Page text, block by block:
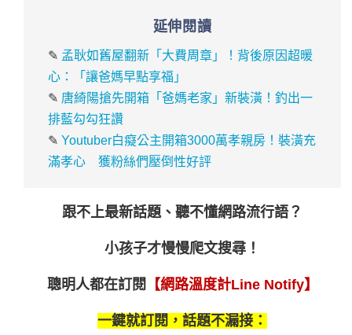
延伸閱讀
✎ 孟耿如舊屋翻新「大費周章」！背後原因超暖
心：「讓爸媽早點享福」
✎ 唐綺陽搶先開箱「爸媽老家」新裝潢！釣出一
排藍勾勾狂讚
✎Youtuber白癡公主開箱3000萬孝親房！裝潢充
滿孝心 獲粉絲們壓倒性好評
跟不上最新話題、聽不懂網路流行語？
小孩子才慢慢爬文搜尋！
聰明人都在訂閱 【網路溫度計Line Notify】
一鍵就訂閱，話題不漏接：